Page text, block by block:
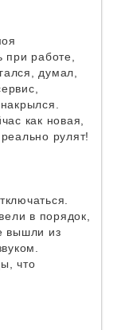
при работе,
думал,
как новая,
рулят!
в порядок,
вышли из
что